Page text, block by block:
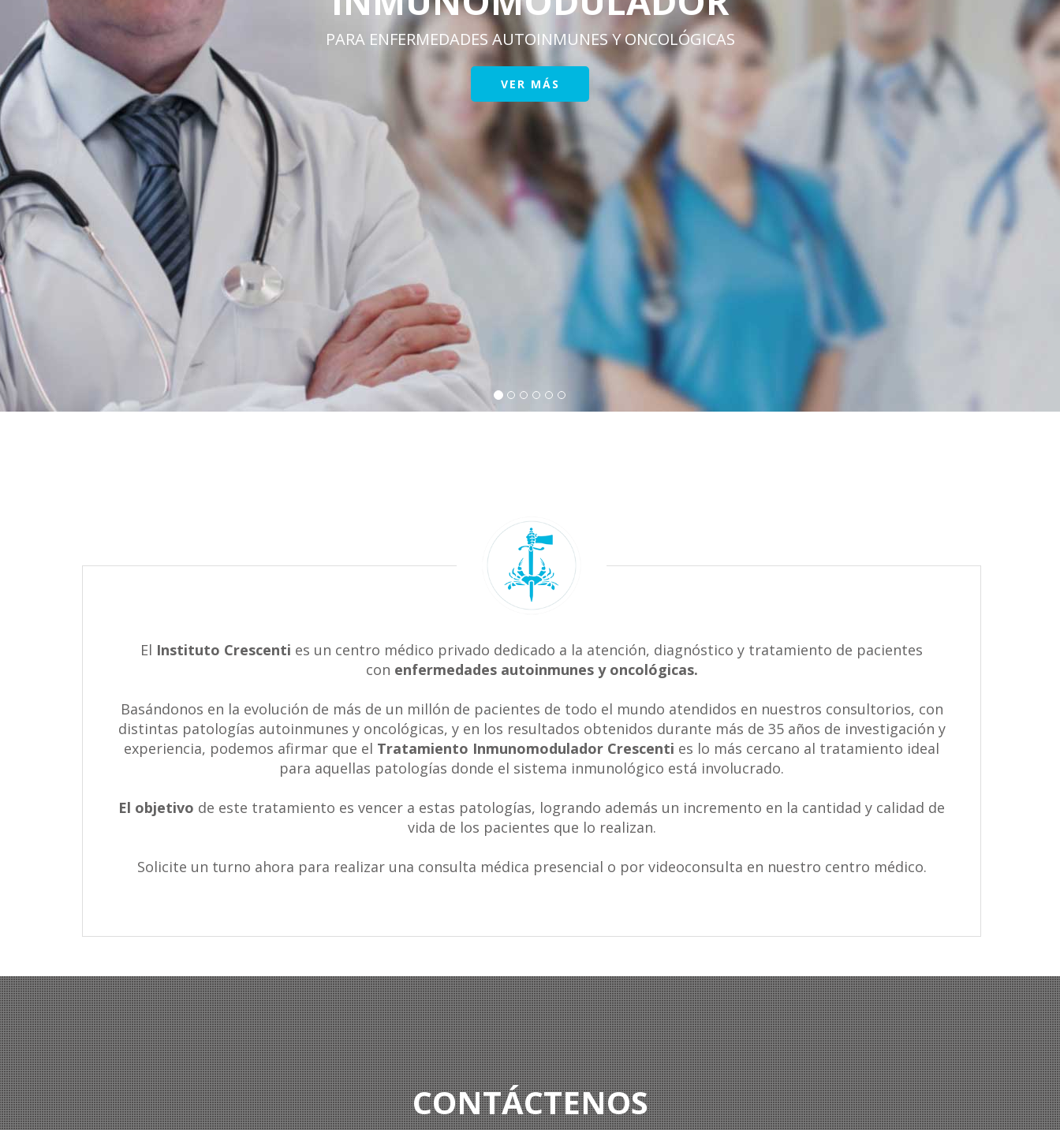
PARA ENFERMEDADES AUTOINMUNES Y ONCOLÓGICAS
VER MÁS
El Instituto Crescenti es un centro médico privado dedicado a la atención, diagnóstico y tratamiento de pacientes
con enfermedades autoinmunes y oncológicas.
Basándonos en la evolución de más de un millón de pacientes de todo el mundo atendidos en nuestros consultorios, con
distintas patologías autoinmunes y oncológicas, y en los resultados obtenidos durante más de 35 años de investigación y
experiencia, podemos afirmar que el Tratamiento Inmunomodulador Crescenti es lo más cercano al tratamiento ideal
para aquellas patologías donde el sistema inmunológico está involucrado.
El objetivo de este tratamiento es vencer a estas patologías, logrando además un incremento en la cantidad y calidad de
vida de los pacientes que lo realizan.
Solicite un turno ahora para realizar una consulta médica presencial o por videoconsulta en nuestro centro médico.
CONTÁCTENOS